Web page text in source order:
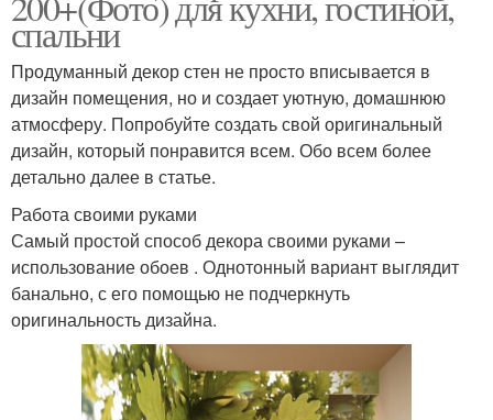
спальни
Продуманный декор стен не просто вписывается в
дизайн помещения, но и создает уютную, домашнюю
атмосферу. Попробуйте создать свой оригинальный
дизайн, который понравится всем. Обо всем более
детально далее в статье.
Работа своими руками
Самый простой способ декора своими руками –
использование обоев . Однотонный вариант выглядит
банально, с его помощью не подчеркнуть
оригинальность дизайна.